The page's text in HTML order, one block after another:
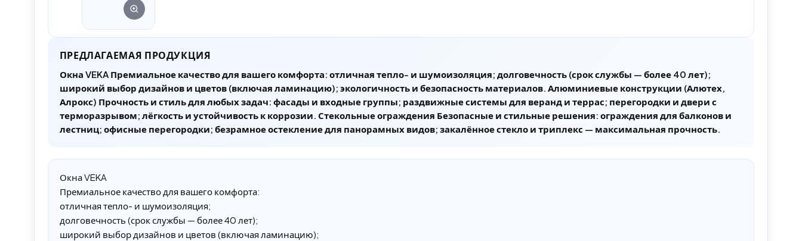
Окна VEKA
Премиальное качество для вашего комфорта:
отличная тепло- и шумоизоляция;
долговечность (срок службы — более 40 лет);
широкий выбор дизайнов и цветов (включая ламинацию);
ПРЕДЛАГАЕМАЯ ПРОДУКЦИЯ
Окна VEKA Премиальное качество для вашего комфорта: отличная тепло- и шумоизоляция; долговечность (срок службы — более 40 лет);
широкий выбор дизайнов и цветов (включая ламинацию); экологичность и безопасность материалов. Алюминиевые конструкции (Алютех,
Алрокс) Прочность и стиль для любых задач: фасады и входные группы; раздвижные системы для веранд и террас; перегородки и двери с
терморазрывом; лёгкость и устойчивость к коррозии. Стекольные ограждения Безопасные и стильные решения: ограждения для балконов и
лестниц; офисные перегородки; безрамное остекление для панорамных видов; закалённое стекло и триплекс — максимальная прочность.